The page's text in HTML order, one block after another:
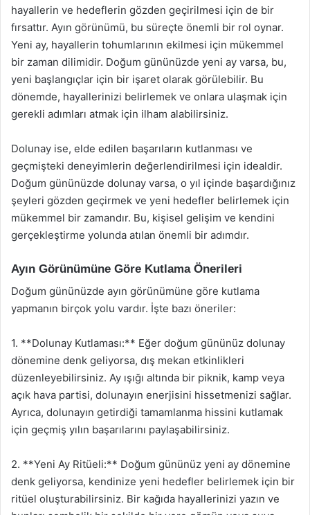
hayallerin ve hedeflerin gözden geçirilmesi için de bir
fırsattır. Ayın görünümü, bu süreçte önemli bir rol oynar.
Yeni ay, hayallerin tohumlarının ekilmesi için mükemmel
bir zaman dilimidir. Doğum gününüzde yeni ay varsa, bu,
yeni başlangıçlar için bir işaret olarak görülebilir. Bu
dönemde, hayallerinizi belirlemek ve onlara ulaşmak için
gerekli adımları atmak için ilham alabilirsiniz.
Dolunay ise, elde edilen başarıların kutlanması ve
geçmişteki deneyimlerin değerlendirilmesi için idealdir.
Doğum gününüzde dolunay varsa, o yıl içinde başardığınız
şeyleri gözden geçirmek ve yeni hedefler belirlemek için
mükemmel bir zamandır. Bu, kişisel gelişim ve kendini
gerçekleştirme yolunda atılan önemli bir adımdır.
Ayın Görünümüne Göre Kutlama Önerileri
Doğum gününüzde ayın görünümüne göre kutlama
yapmanın birçok yolu vardır. İşte bazı öneriler:
1. **Dolunay Kutlaması:** Eğer doğum gününüz dolunay
dönemine denk geliyorsa, dış mekan etkinlikleri
düzenleyebilirsiniz. Ay ışığı altında bir piknik, kamp veya
açık hava partisi, dolunayın enerjisini hissetmenizi sağlar.
Ayrıca, dolunayın getirdiği tamamlanma hissini kutlamak
için geçmiş yılın başarılarını paylaşabilirsiniz.
2. **Yeni Ay Ritüeli:** Doğum gününüz yeni ay dönemine
denk geliyorsa, kendinize yeni hedefler belirlemek için bir
ritüel oluşturabilirsiniz. Bir kağıda hayallerinizi yazın ve